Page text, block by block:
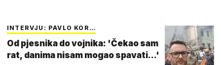
INTERVJU: PAVLO KOR…
Od pjesnika do vojnika: 'Čekao sam
rat, danima nisam mogao spavati...'